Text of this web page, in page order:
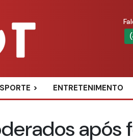
ENTRETENIMENTO
após